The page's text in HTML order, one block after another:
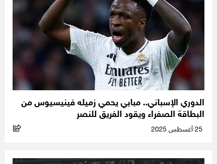
الدوري الإسباني.. مبابي يحمي زميله فينيسيوس من
البطاقة الصفراء ويقود الفريق للنصر